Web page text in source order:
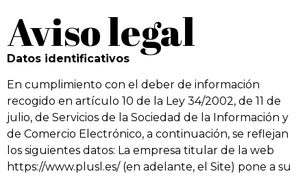
Aviso legal
Datos identificativos
En cumplimiento con el deber de información
recogido en artículo 10 de la Ley 34/2002, de 11 de
julio, de Servicios de la Sociedad de la Información y
de Comercio Electrónico, a continuación, se reflejan
los siguientes datos: La empresa titular de la web
https://www.plusl.es/ (en adelante, el Site) pone a su